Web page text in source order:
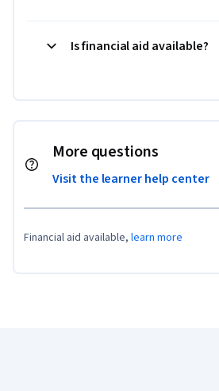
Is financial aid available?
More questions
Visit the learner help center
Financial aid available, learn more